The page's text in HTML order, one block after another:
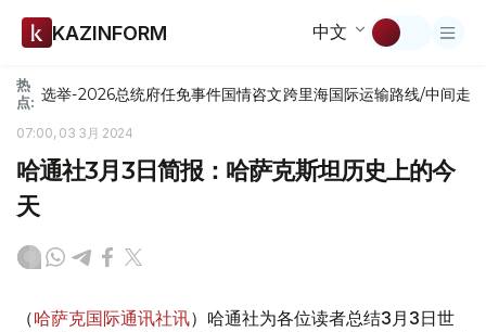
KAZINFORM 中文
热
点: 选举-2026总统府任免事件国情咨文跨里海国际运输路线/中间走廊
07:00, 03 3月 2024
哈通社3月3日简报：哈萨克斯坦历史上的今
天
（哈萨克国际通讯社讯）哈通社为各位读者总结3月3日世